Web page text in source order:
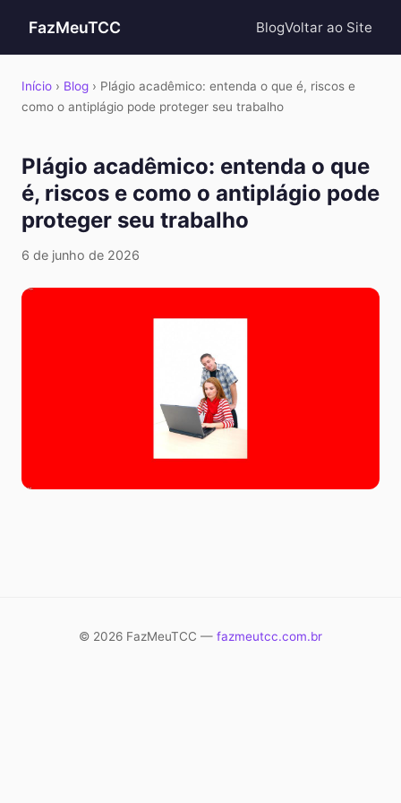
FazMeuTCC BlogVoltar ao Site
Início › Blog › Plágio acadêmico: entenda o que é, riscos e
como o antiplágio pode proteger seu trabalho
Plágio acadêmico: entenda o que
é, riscos e como o antiplágio pode
proteger seu trabalho
6 de junho de 2026
© 2026 FazMeuTCC — fazmeutcc.com.br